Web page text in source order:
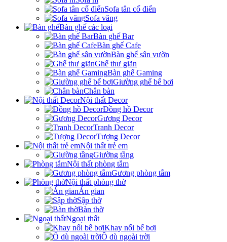
Sofa tân cổ điển
Sofa văng
Bàn ghế các loại
Bàn ghế Bar
Bàn ghế Cafe
Bàn ghế sân vườn
Ghế thư giãn
Bàn ghế Gaming
Giường ghế bể bơi
Chân bàn
Nội thất Decor
Đồng hồ Decor
Gương Decor
Tranh Decor
Tượng Decor
Nội thất trẻ em
Giường tầng
Nội thất phòng tắm
Gương phòng tắm
Nội thất phòng thờ
Án gian
Sập thờ
Bàn thờ
Ngoại thất
Khay nổi bể bơi
Ô dù ngoài trời